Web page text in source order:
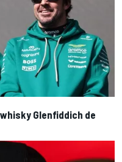
Glenfiddich de